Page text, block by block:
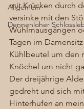
Allgemein
Dennenloher
mit Krücken durch
versinke mit den
Wühlmausgängen
Tagen im
Kühlbeutel um den
Knöchel um nicht
Der dreijährige
gedreht und sich
Hinterhufen an